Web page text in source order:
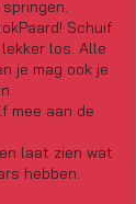
Schuif
los. Alle
je mag ook je
mee aan de
laat zien wat
hebben.